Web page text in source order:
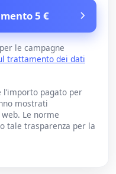
5 €
per le campagne
trattamento dei dati
pagato per
mostrati
Le norme
tale trasparenza per la